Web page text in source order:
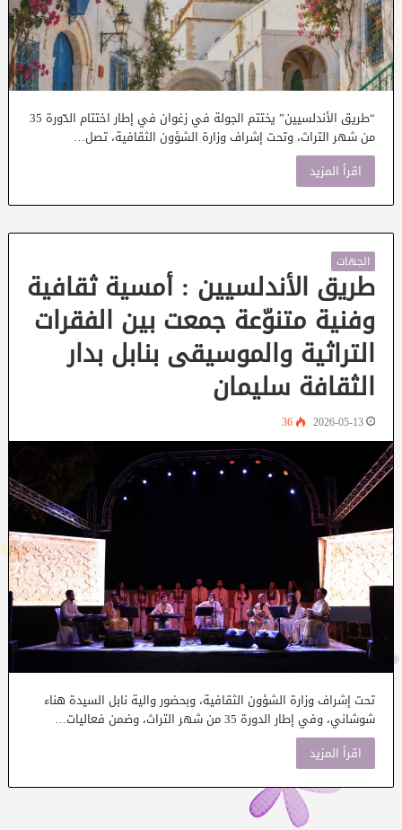
“طريق الأندلسيين” يختتم الجولة في زغوان في إطار اختتام الدّورة 35
من شهر التراث، وتحت إشراف وزارة الشؤون الثقافية، تصل…
اقرأ المزيد
الجهات
طريق الأندلسيين : أمسية ثقافية
وفنية متنوّعة جمعت بين الفقرات
التراثية والموسيقى بنابل بدار
الثقافة سليمان
2026-05-13
36
تحت إشراف وزارة الشؤون الثقافية، وبحضور والية نابل السيدة هناء
شوشاني، وفي إطار الدورة 35 من شهر التراث، وضمن فعاليات…
اقرأ المزيد